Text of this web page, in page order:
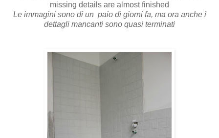
missing details are almost finished
Le immagini sono di un paio di giorni fa, ma ora anche i
dettagli mancanti sono quasi terminati